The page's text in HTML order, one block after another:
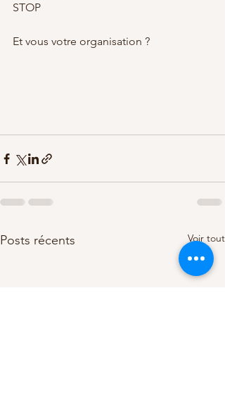
STOP
Et vous votre organisation ?
Posts récents Voir tout